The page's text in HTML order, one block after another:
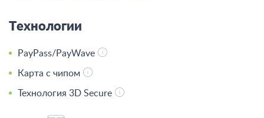
Технологии
PayPass/PayWave
Карта с чипом
Технология 3D Secure